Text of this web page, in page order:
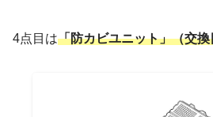
4点目は「防カビユニット」（交